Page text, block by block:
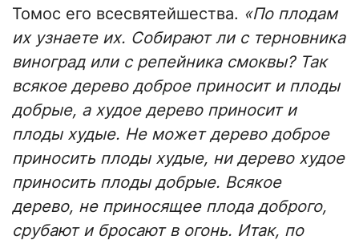
Томос его всесвятейшества. «По плодам
их узнаете их. Собирают ли с терновника
виноград или с репейника смоквы? Так
всякое дерево доброе приносит и плоды
добрые, а худое дерево приносит и
плоды худые. Не может дерево доброе
приносить плоды худые, ни дерево худое
приносить плоды добрые. Всякое
дерево, не приносящее плода доброго,
срубают и бросают в огонь. Итак, по